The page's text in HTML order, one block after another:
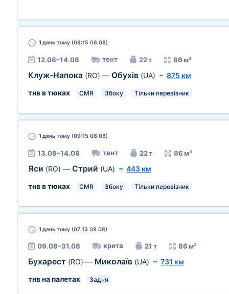
1 день тому (09:15 08.08)
12.08–14.08 тент 22 т 86 м³
Клуж-Напока (RO) — Обухів (UA) ~ 875 км
тнв в тюках
CMR Збоку Тільки перевізник
1 день тому (09:15 08.08)
13.08–14.08 тент 22 т 86 м³
Яси (RO) — Стрий (UA) ~ 443 км
тнв в тюках
CMR Збоку Тільки перевізник
1 день тому (07:13 08.08)
09.08–31.08 крита 21 т 86 м³
Бухарест (RO) — Миколаїв (UA) ~ 731 км
тнв на палетах
Задня